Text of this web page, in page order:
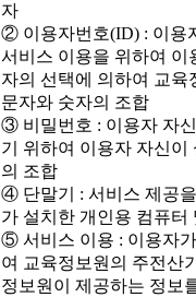
자
② 이용자번호(ID) : 이용
서비스 이용을 위하여 이
자의 선택에 의하여 교육
문자와 숫자의 조합
③ 비밀번호 : 이용자 자
기 위하여 이용자 자신이
의 조합
④ 단말기 : 서비스 제공
가 설치한 개인용 컴퓨터
⑤ 서비스 이용 : 이용자
여 교육정보원의 주전산
정보원이 제공하는 정보